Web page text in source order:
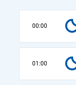
00:00
01:00